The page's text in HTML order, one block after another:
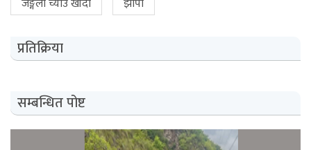
प्रतिक्रिया
सम्बन्धित पोष्ट